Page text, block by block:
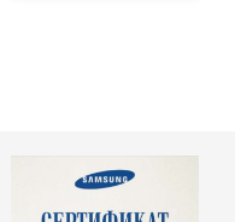
от 2550 ₽